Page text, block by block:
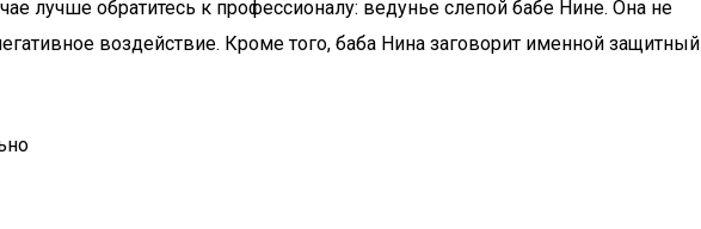
лучше обратитесь к профессионалу: ведунье слепой бабе Нине. Она не
воздействие. Кроме того, баба Нина заговорит именной защитный